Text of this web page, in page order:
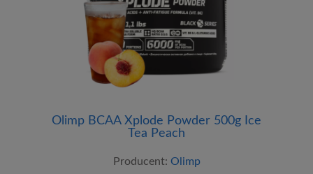
Olimp BCAA Xplode Powder 500g Ice
Tea Peach
Producent: Olimp